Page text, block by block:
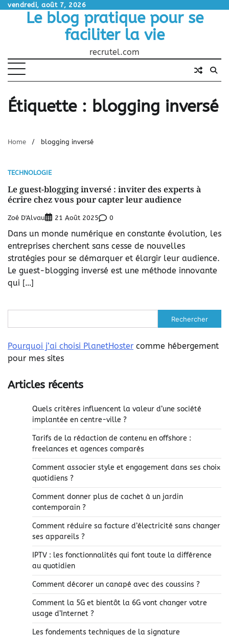
Skipvendredi, août 7, 2026
Le blog pratique pour se
faciliter la vie
recrutel.com
Étiquette : blogging inversé
Home blogging inversé
TECHNOLOGIE
Le guest-blogging inversé : inviter des experts à
écrire chez vous pour capter leur audience
Zoé D'Alvau 21 Août 2025 0
Dans un monde numérique en constante évolution, les
entreprises cherchent sans cesse de nouvelles
stratégies pour se démarquer et élargir leur audience.
Le guest-blogging inversé est une méthode innovante
qui […]
Rechercher
Pourquoi j’ai choisi PlanetHoster comme hébergement
pour mes sites
Articles récents
Quels critères influencent la valeur d’une société
implantée en centre-ville ?
Tarifs de la rédaction de contenu en offshore :
freelances et agences comparés
Comment associer style et engagement dans ses choix
quotidiens ?
Comment donner plus de cachet à un jardin
contemporain ?
Comment réduire sa facture d’électricité sans changer
ses appareils ?
IPTV : les fonctionnalités qui font toute la différence
au quotidien
Comment décorer un canapé avec des coussins ?
Comment la 5G et bientôt la 6G vont changer votre
usage d’Internet ?
Les fondements techniques de la signature